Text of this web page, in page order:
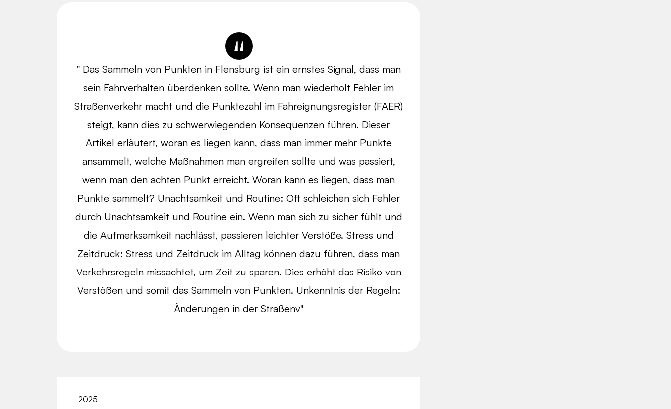
" Das Sammeln von Punkten in Flensburg ist ein ernstes Signal, dass man
sein Fahrverhalten überdenken sollte. Wenn man wiederholt Fehler im
Straßenverkehr macht und die Punktezahl im Fahreignungsregister (FAER)
steigt, kann dies zu schwerwiegenden Konsequenzen führen. Dieser
Artikel erläutert, woran es liegen kann, dass man immer mehr Punkte
ansammelt, welche Maßnahmen man ergreifen sollte und was passiert,
wenn man den achten Punkt erreicht. Woran kann es liegen, dass man
Punkte sammelt? Unachtsamkeit und Routine: Oft schleichen sich Fehler
durch Unachtsamkeit und Routine ein. Wenn man sich zu sicher fühlt und
die Aufmerksamkeit nachlässt, passieren leichter Verstöße. Stress und
Zeitdruck: Stress und Zeitdruck im Alltag können dazu führen, dass man
Verkehrsregeln missachtet, um Zeit zu sparen. Dies erhöht das Risiko von
Verstößen und somit das Sammeln von Punkten. Unkenntnis der Regeln:
Änderungen in der Straßenv"
2025